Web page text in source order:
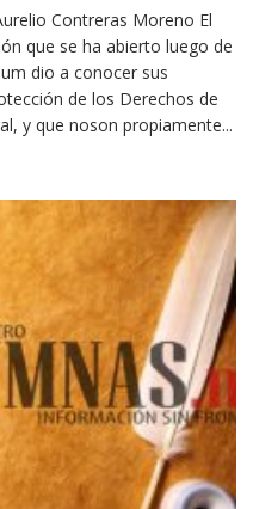
Contreras Moreno El
que se ha abierto luego de
dio a conocer sus
de los Derechos de
y que noson propiamente...